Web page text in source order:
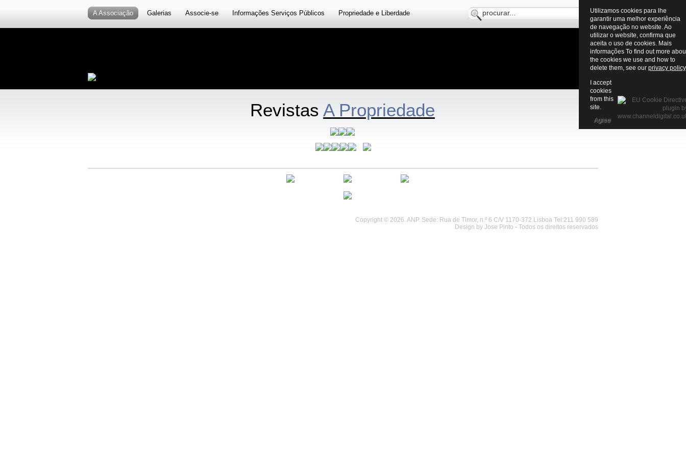
A Associação Galerias Associe-se Informações Serviços Públicos Propriedade e Liberdade
Revistas A Propriedade
Copyright © 2026. ANP. Sede: Rua de Timor, n.º 6 C/V 1170-372 Lisboa Tel:211 990 589
Design by Jose Pinto - Todos os direitos reservados
Utilizamos cookies para lhe
garantir uma melhor experiência
de navegação no website. Ao
utilizar o website, confirma que
aceita o uso de cookies. Mais
informações To find out more
the cookies we use and how to
delete them, see our privacy policy
I accept
cookies
from this
site.
Agree